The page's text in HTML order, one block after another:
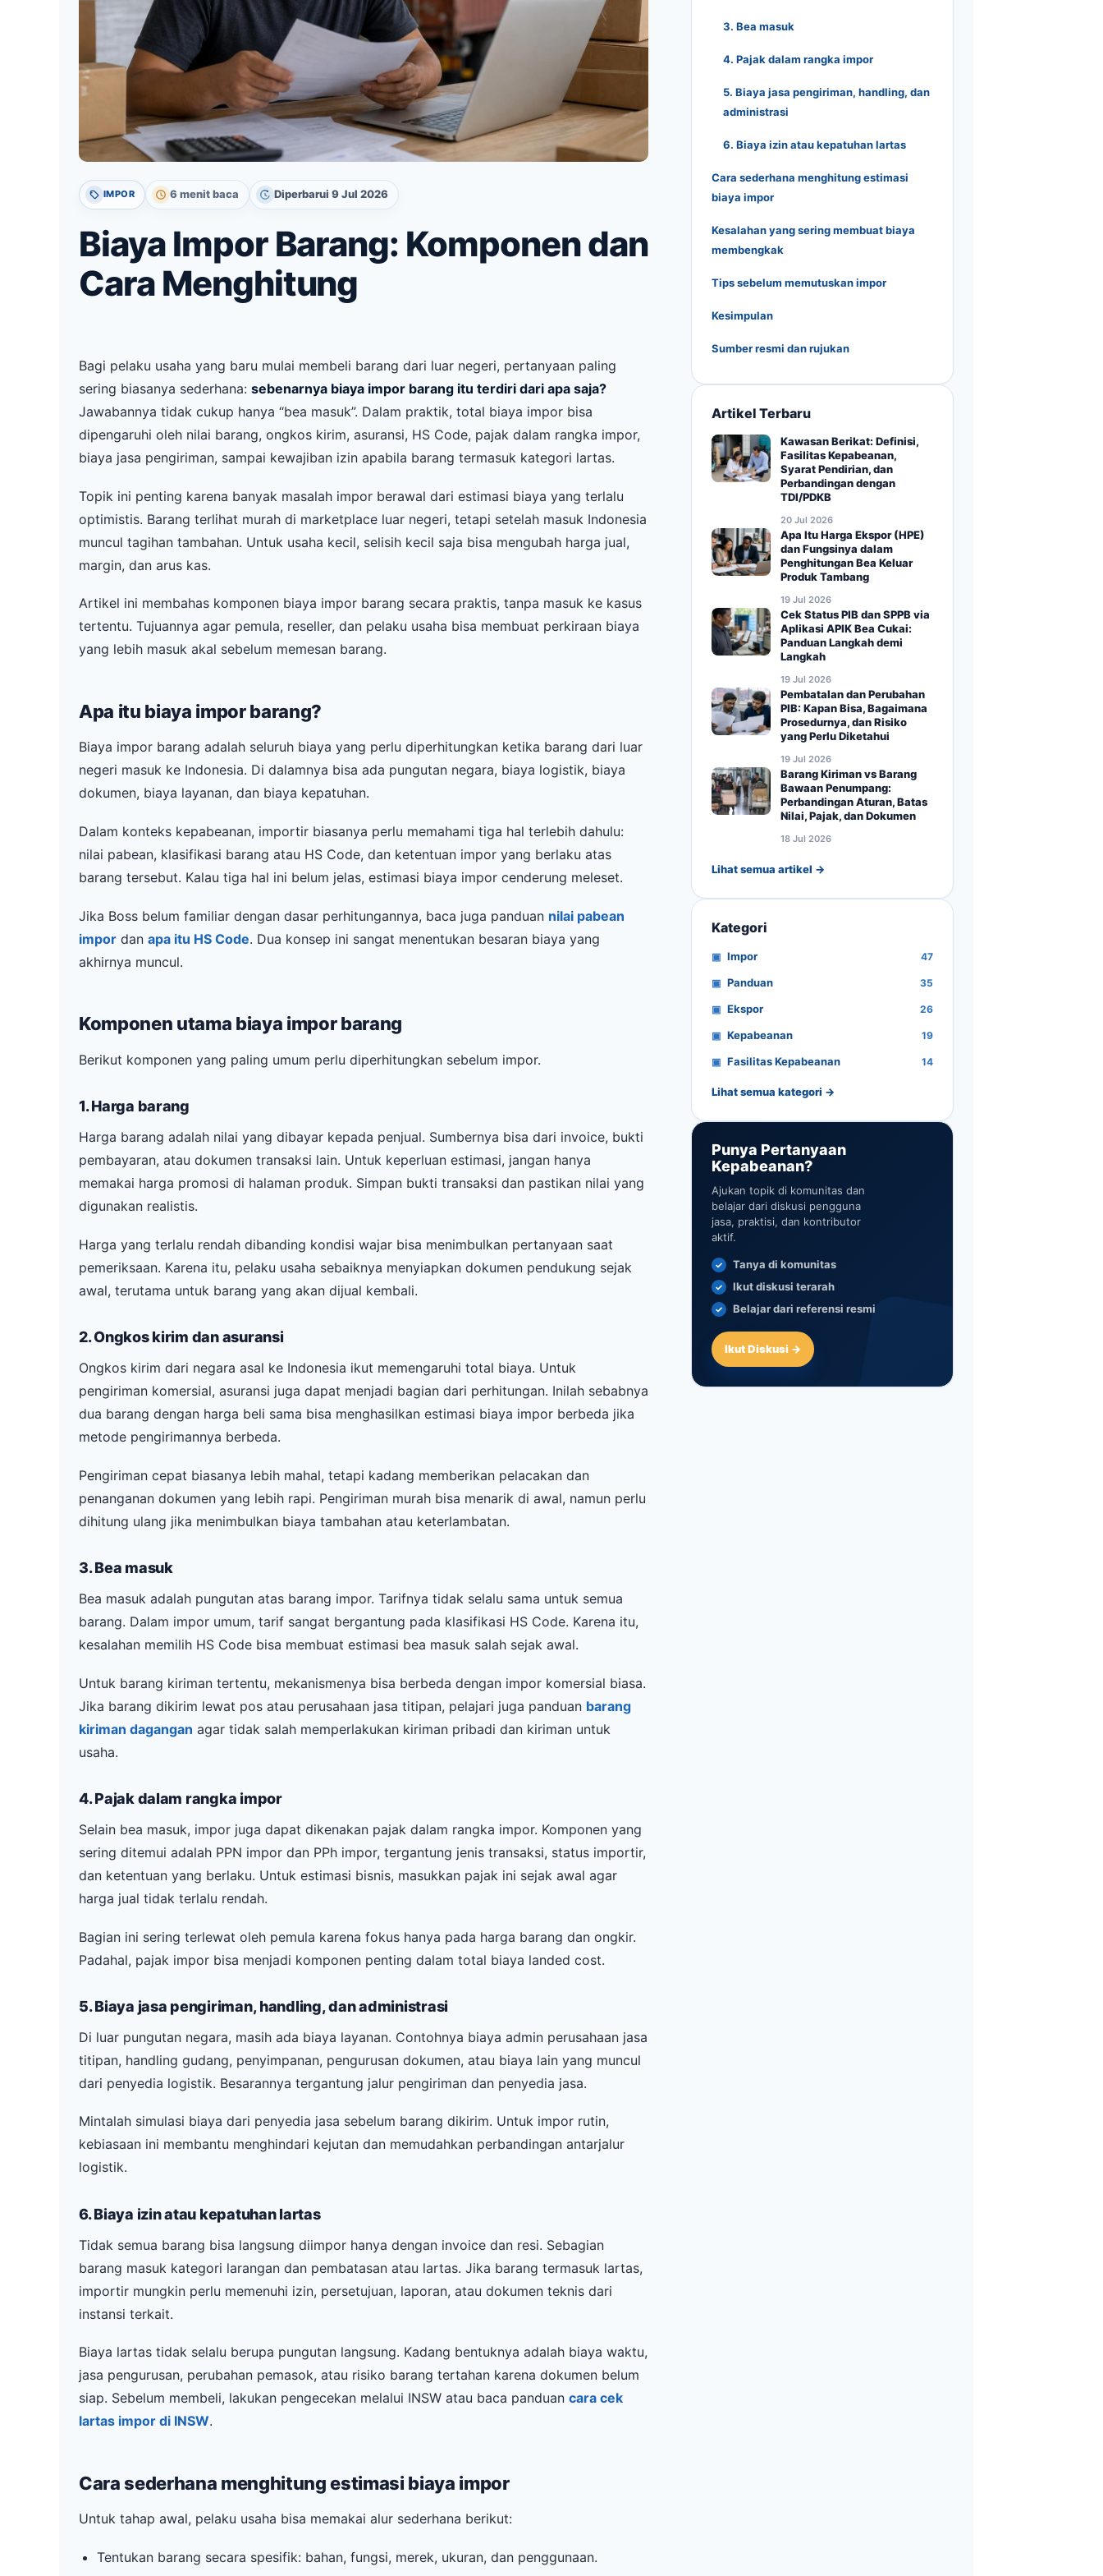
IMPOR 6 menit baca Diperbarui 9 Jul 2026
Biaya Impor Barang: Komponen dan
Cara Menghitung
Bagi pelaku usaha yang baru mulai membeli barang dari luar negeri, pertanyaan paling
sering biasanya sederhana: sebenarnya biaya impor barang itu terdiri dari apa saja?
Jawabannya tidak cukup hanya “bea masuk”. Dalam praktik, total biaya impor bisa
dipengaruhi oleh nilai barang, ongkos kirim, asuransi, HS Code, pajak dalam rangka impor,
biaya jasa pengiriman, sampai kewajiban izin apabila barang termasuk kategori lartas.
Topik ini penting karena banyak masalah impor berawal dari estimasi biaya yang terlalu
optimistis. Barang terlihat murah di marketplace luar negeri, tetapi setelah masuk Indonesia
muncul tagihan tambahan. Untuk usaha kecil, selisih kecil saja bisa mengubah harga jual,
margin, dan arus kas.
Artikel ini membahas komponen biaya impor barang secara praktis, tanpa masuk ke kasus
tertentu. Tujuannya agar pemula, reseller, dan pelaku usaha bisa membuat perkiraan biaya
yang lebih masuk akal sebelum memesan barang.
Apa itu biaya impor barang?
Biaya impor barang adalah seluruh biaya yang perlu diperhitungkan ketika barang dari luar
negeri masuk ke Indonesia. Di dalamnya bisa ada pungutan negara, biaya logistik, biaya
dokumen, biaya layanan, dan biaya kepatuhan.
Dalam konteks kepabeanan, importir biasanya perlu memahami tiga hal terlebih dahulu:
nilai pabean, klasifikasi barang atau HS Code, dan ketentuan impor yang berlaku atas
barang tersebut. Kalau tiga hal ini belum jelas, estimasi biaya impor cenderung meleset.
Jika Boss belum familiar dengan dasar perhitungannya, baca juga panduan nilai pabean
impor dan apa itu HS Code. Dua konsep ini sangat menentukan besaran biaya yang
akhirnya muncul.
Komponen utama biaya impor barang
Berikut komponen yang paling umum perlu diperhitungkan sebelum impor.
1. Harga barang
Harga barang adalah nilai yang dibayar kepada penjual. Sumbernya bisa dari invoice, bukti
pembayaran, atau dokumen transaksi lain. Untuk keperluan estimasi, jangan hanya
memakai harga promosi di halaman produk. Simpan bukti transaksi dan pastikan nilai yang
digunakan realistis.
Harga yang terlalu rendah dibanding kondisi wajar bisa menimbulkan pertanyaan saat
pemeriksaan. Karena itu, pelaku usaha sebaiknya menyiapkan dokumen pendukung sejak
awal, terutama untuk barang yang akan dijual kembali.
2. Ongkos kirim dan asuransi
Ongkos kirim dari negara asal ke Indonesia ikut memengaruhi total biaya. Untuk
pengiriman komersial, asuransi juga dapat menjadi bagian dari perhitungan. Inilah sebabnya
dua barang dengan harga beli sama bisa menghasilkan estimasi biaya impor berbeda jika
metode pengirimannya berbeda.
Pengiriman cepat biasanya lebih mahal, tetapi kadang memberikan pelacakan dan
penanganan dokumen yang lebih rapi. Pengiriman murah bisa menarik di awal, namun perlu
dihitung ulang jika menimbulkan biaya tambahan atau keterlambatan.
3. Bea masuk
Bea masuk adalah pungutan atas barang impor. Tarifnya tidak selalu sama untuk semua
barang. Dalam impor umum, tarif sangat bergantung pada klasifikasi HS Code. Karena itu,
kesalahan memilih HS Code bisa membuat estimasi bea masuk salah sejak awal.
Untuk barang kiriman tertentu, mekanismenya bisa berbeda dengan impor komersial biasa.
Jika barang dikirim lewat pos atau perusahaan jasa titipan, pelajari juga panduan barang
kiriman dagangan agar tidak salah memperlakukan kiriman pribadi dan kiriman untuk
usaha.
4. Pajak dalam rangka impor
Selain bea masuk, impor juga dapat dikenakan pajak dalam rangka impor. Komponen yang
sering ditemui adalah PPN impor dan PPh impor, tergantung jenis transaksi, status importir,
dan ketentuan yang berlaku. Untuk estimasi bisnis, masukkan pajak ini sejak awal agar
harga jual tidak terlalu rendah.
Bagian ini sering terlewat oleh pemula karena fokus hanya pada harga barang dan ongkir.
Padahal, pajak impor bisa menjadi komponen penting dalam total biaya landed cost.
5. Biaya jasa pengiriman, handling, dan administrasi
Di luar pungutan negara, masih ada biaya layanan. Contohnya biaya admin perusahaan jasa
titipan, handling gudang, penyimpanan, pengurusan dokumen, atau biaya lain yang muncul
dari penyedia logistik. Besarannya tergantung jalur pengiriman dan penyedia jasa.
Mintalah simulasi biaya dari penyedia jasa sebelum barang dikirim. Untuk impor rutin,
kebiasaan ini membantu menghindari kejutan dan memudahkan perbandingan antarjalur
logistik.
6. Biaya izin atau kepatuhan lartas
Tidak semua barang bisa langsung diimpor hanya dengan invoice dan resi. Sebagian
barang masuk kategori larangan dan pembatasan atau lartas. Jika barang termasuk lartas,
importir mungkin perlu memenuhi izin, persetujuan, laporan, atau dokumen teknis dari
instansi terkait.
Biaya lartas tidak selalu berupa pungutan langsung. Kadang bentuknya adalah biaya waktu,
jasa pengurusan, perubahan pemasok, atau risiko barang tertahan karena dokumen belum
siap. Sebelum membeli, lakukan pengecekan melalui INSW atau baca panduan cara cek
lartas impor di INSW.
Cara sederhana menghitung estimasi biaya impor
Untuk tahap awal, pelaku usaha bisa memakai alur sederhana berikut:
Tentukan barang secara spesifik: bahan, fungsi, merek, ukuran, dan penggunaan.
3. Bea masuk
4. Pajak dalam rangka impor
5. Biaya jasa pengiriman, handling, dan
administrasi
6. Biaya izin atau kepatuhan lartas
Cara sederhana menghitung estimasi
biaya impor
Kesalahan yang sering membuat biaya
membengkak
Tips sebelum memutuskan impor
Kesimpulan
Sumber resmi dan rujukan
Artikel Terbaru
Kawasan Berikat: Definisi,
Fasilitas Kepabeanan,
Syarat Pendirian, dan
Perbandingan dengan
TDI/PDKB
20 Jul 2026
Apa Itu Harga Ekspor (HPE)
dan Fungsinya dalam
Penghitungan Bea Keluar
Produk Tambang
19 Jul 2026
Cek Status PIB dan SPPB via
Aplikasi APIK Bea Cukai:
Panduan Langkah demi
Langkah
19 Jul 2026
Pembatalan dan Perubahan
PIB: Kapan Bisa, Bagaimana
Prosedurnya, dan Risiko
yang Perlu Diketahui
19 Jul 2026
Barang Kiriman vs Barang
Bawaan Penumpang:
Perbandingan Aturan, Batas
Nilai, Pajak, dan Dokumen
18 Jul 2026
Lihat semua artikel →
Kategori
Impor 47
Panduan 35
Ekspor 26
Kepabeanan 19
Fasilitas Kepabeanan 14
Lihat semua kategori →
Punya Pertanyaan
Kepabeanan?
Ajukan topik di komunitas dan
belajar dari diskusi pengguna
jasa, praktisi, dan kontributor
aktif.
Tanya di komunitas
Ikut diskusi terarah
Belajar dari referensi resmi
Ikut Diskusi →